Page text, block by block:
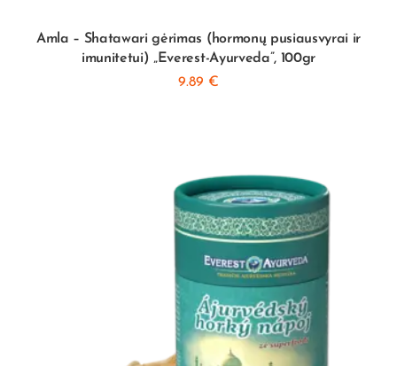
Amla – Shatawari gėrimas (hormonų pusiausvyrai ir
imunitetui) „Everest-Ayurveda”, 100gr
9.89 €